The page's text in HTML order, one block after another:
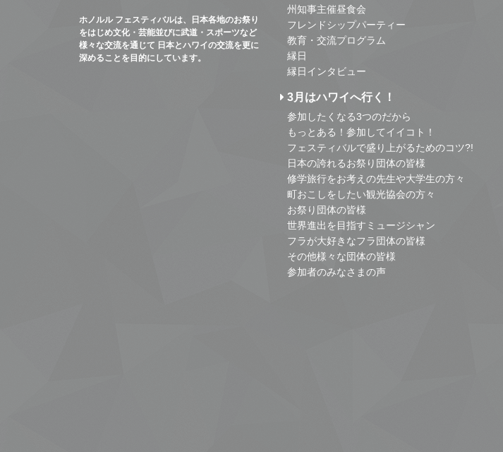
ホノルル フェスティバルは、日本各地のお祭り
をはじめ文化・芸能並びに武道・スポーツなど
様々な交流を通じて 日本とハワイの交流を更に
深めることを目的にしています。
州知事主催昼食会
フレンドシップパーティー
教育・交流プログラム
縁日
縁日インタビュー
3月はハワイへ行く！
参加したくなる3つのだから
もっとある！参加してイイコト！
フェスティバルで盛り上がるためのコツ?!
日本の誇れるお祭り団体の皆様
修学旅行をお考えの先生や大学生の方々
町おこしをしたい観光協会の方々
お祭り団体の皆様
世界進出を目指すミュージシャン
フラが大好きなフラ団体の皆様
その他様々な団体の皆様
参加者のみなさまの声